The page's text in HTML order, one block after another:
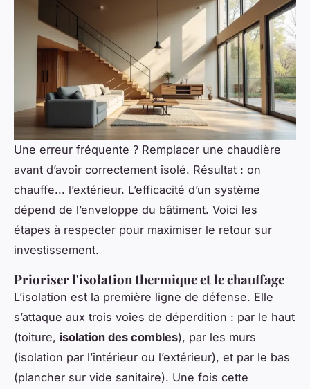
Une erreur fréquente ? Remplacer une chaudière
avant d’avoir correctement isolé. Résultat : on
chauffe... l’extérieur. L’efficacité d’un système
dépend de l’enveloppe du bâtiment. Voici les
étapes à respecter pour maximiser le retour sur
investissement.
Prioriser l'isolation thermique et le chauffage
L’isolation est la première ligne de défense. Elle
s’attaque aux trois voies de déperdition : par le haut
(toiture, isolation des combles), par les murs
(isolation par l’intérieur ou l’extérieur), et par le bas
(plancher sur vide sanitaire). Une fois cette